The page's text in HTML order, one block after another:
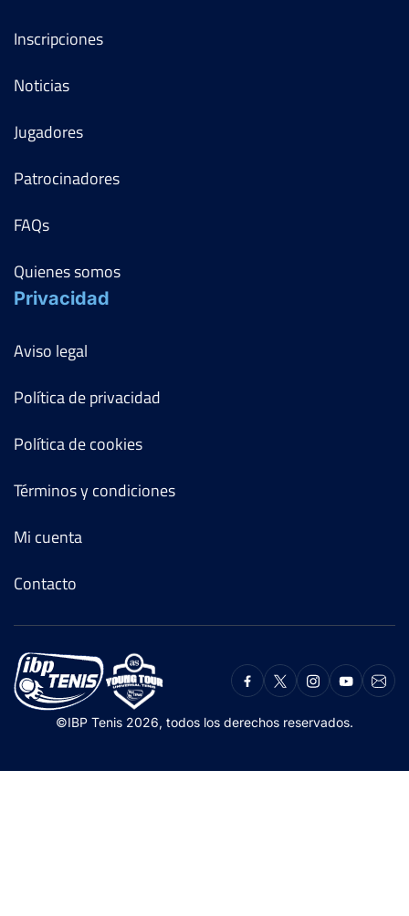
Inscripciones
Noticias
Jugadores
Patrocinadores
FAQs
Quienes somos
Privacidad
Aviso legal
Política de privacidad
Política de cookies
Términos y condiciones
Mi cuenta
Contacto
©IBP Tenis 2026, todos los derechos reservados.